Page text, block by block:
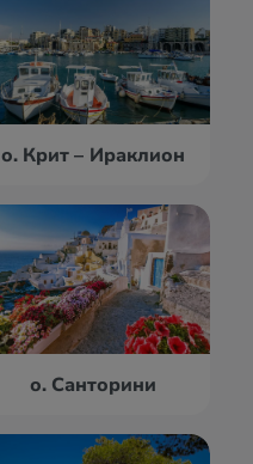
о. Крит – Ираклион
о. Санторини